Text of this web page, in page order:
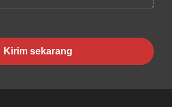
Kirim sekarang